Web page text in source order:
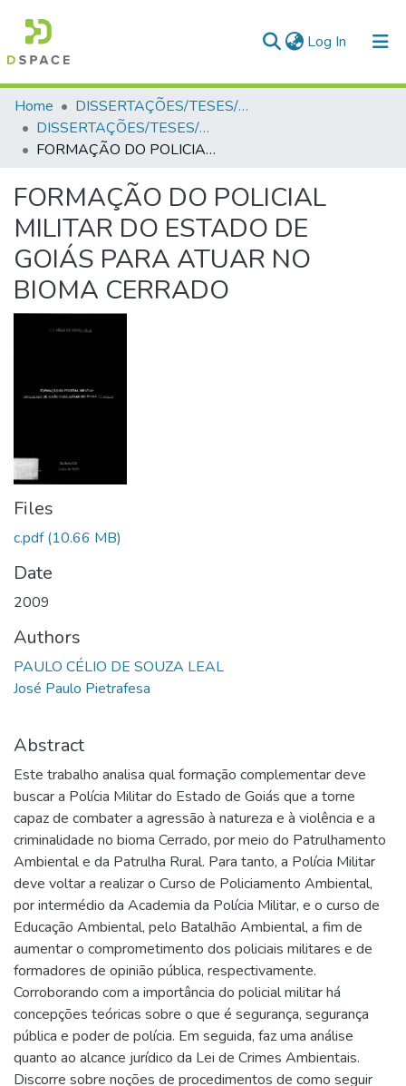
Log In (current)
Communities & Collections
All of DSpace
Home
DISSERTAÇÕES/TESES/MONOGRAFIAS
DISSERTAÇÕES/TESES/MONOGRAFIAS
FORMAÇÃO DO POLICIAL MILITAR DO ESTADO DE GOIÁS PARA ATUAR NO BIOMA CERRADО
FORMAÇÃO DO POLICIAL
MILITAR DO ESTADO DE
GOIÁS PARA ATUAR NO
BIOMA CERRADО
Files
c.pdf(10.66 MB)
Date
2009
Authors
PAULO CÉLIO DE SOUZA LEAL
José Paulo Pietrafesa
Abstract
Este trabalho analisa qual formação complementar deve
buscar a Polícia Militar do Estado de Goiás que a torne
capaz de combater a agressão à natureza e à violência e a
criminalidade no bioma Cerrado, por meio do Patrulhamento
Ambiental e da Patrulha Rural. Para tanto, a Polícia Militar
deve voltar a realizar o Curso de Policiamento Ambiental,
por intermédio da Academia da Polícia Militar, e o curso de
Educação Ambiental, pelo Batalhão Ambiental, a fim de
aumentar o comprometimento dos policiais militares e de
formadores de opinião pública, respectivamente.
Corroborando com a importância do policial militar há
concepções teóricas sobre o que é segurança, segurança
pública e poder de polícia. Em seguida, faz uma análise
quanto ao alcance jurídico da Lei de Crimes Ambientais.
Discorre sobre noções de procedimentos de como seguir